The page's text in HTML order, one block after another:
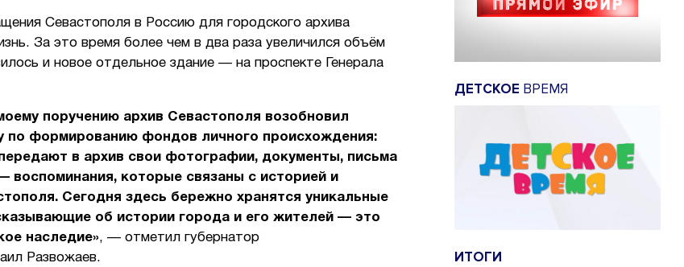
Севастополя в Россию для городского архива
За это время более чем в два раза увеличился объём
и новое отдельное здание — на проспекте Генерала
поручению архив Севастополя возобновил
по формированию фондов личного происхождения:
в архив свои фотографии, документы, письма
воспоминания, которые связаны с историей и
Сегодня здесь бережно хранятся уникальные
об истории города и его жителей — это
наследие», — отметил губернатор
Развожаев.
ДЕТСКОЕ ВРЕМЯ
ИТОГИ